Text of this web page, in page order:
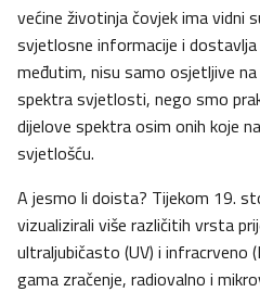
većine životinja čovjek ima vidni
svjetlosne informacije i dostavlja
međutim, nisu samo osjetljive
spektra svjetlosti, nego smo
dijelove spektra osim onih koje
svjetlošću.
A jesmo li doista? Tijekom 19.
vizualizirali više različitih vrsta
ultraljubičasto (UV) i infracrveno
gama zračenje, radiovalno i